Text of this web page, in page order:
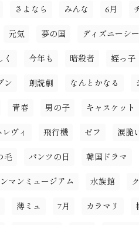
さよなら みんな 6月
元気 夢の国 ディズニーシー
く 今年も 暗殺者 姪っ子
ン 朗読劇 なんとかなる
青春 男の子 キャスケット
ヴィ 飛行機 ゼフ 涙脆
毛 パンツの日 韓国ドラマ
マンミュージアム 水族館
薄ミュ 7月 カラマリ